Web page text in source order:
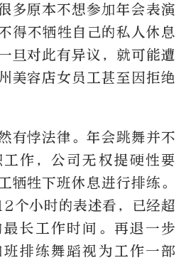
多原本不想参加年会表演
不牺牲自己的私人休息
旦对此有异议，就可能遭
美容店女员工甚至因拒绝
有悖法律。年会跳舞并不
作，公司无权提硬性要
牺牲下班休息进行排练。
个小时的表述看，已经超
长工作时间。再退一步
排练舞蹈视为工作一部